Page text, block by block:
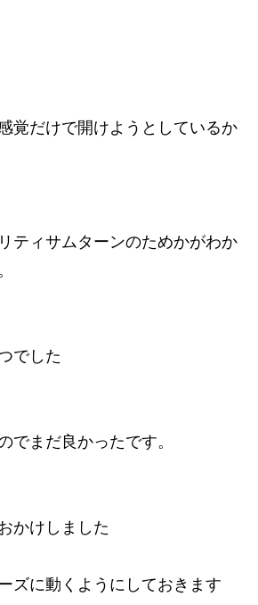
覚だけで開けようとしているか
ティサムターンのためかがわか
でした
でまだ良かったです。
かけしました
ズに動くようにしておきます